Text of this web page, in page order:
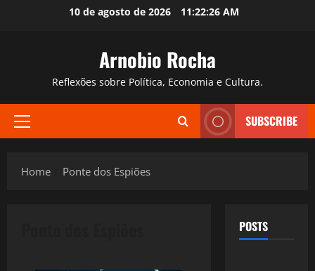
10 de agosto de 2026 11:22:27 AM
Arnobio Rocha
Reflexões sobre Política, Economia e Cultura.
Primary
SUBSCRIBE
Home Ponte dos Espiões
POSTS